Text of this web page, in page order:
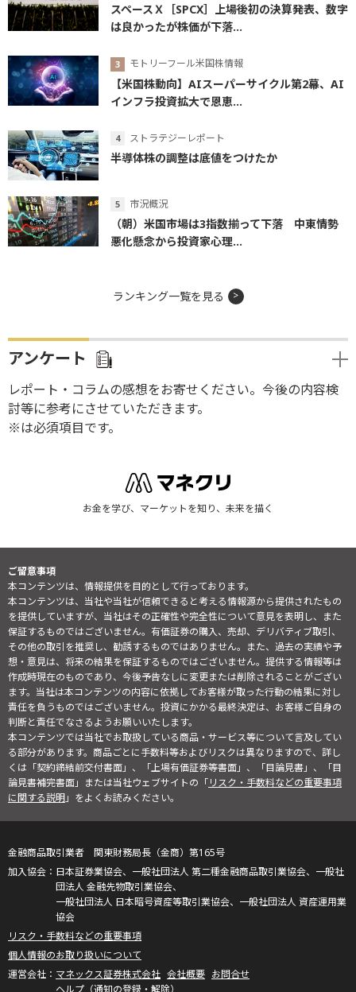
スペースＸ［SPCX］上場後初の決算発表、数字
は良かったが株価が下落...
モトリーフール米国株情報
【米国株動向】AIスーパーサイクル第2幕、AI
インフラ投資拡大で恩恵...
ストラテジーレポート
半導体株の調整は底値をつけたか
市況概況
（朝）米国市場は3指数揃って下落 中東情勢
悪化懸念から投資家心理...
ランキング一覧を見る
アンケート
レポート・コラムの感想をお寄せください。今後の内容検
討等に参考にさせていただきます。
※は必須項目です。
お金を学び、マーケットを知り、未来を描く
ご留意事項
本コンテンツは、情報提供を目的として行っております。
本コンテンツは、当社や当社が信頼できると考える情報源から提供されたもの
を提供していますが、当社はその正確性や完全性について意見を表明し、また
保証するものではございません。有価証券の購入、売却、デリバティブ取引、
その他の取引を推奨し、勧誘するものではありません。また、過去の実績や予
想・意見は、将来の結果を保証するものではございません。提供する情報等は
作成時現在のものであり、今後予告なしに変更または削除されることがござい
ます。当社は本コンテンツの内容に依拠してお客様が取った行動の結果に対し
責任を負うものではございません。投資にかかる最終決定は、お客様ご自身の
判断と責任でなさるようお願いいたします。
本コンテンツでは当社でお取扱している商品・サービス等について言及してい
る部分があります。商品ごとに手数料等およびリスクは異なりますので、詳し
くは「契約締結前交付書面」、「上場有価証券等書面」、「目論見書」、「目
論見書補完書面」または当社ウェブサイトの「リスク・手数料などの重要事項
に関する説明」をよくお読みください。
金融商品取引業者 関東財務局長（金商）第165号
日本証券業協会、一般社団法人 第二種金融商品取引業協会、一般社
団法人 金融先物取引業協会、
一般社団法人 日本暗号資産等取引業協会、一般社団法人 資産運用業
協会
リスク・手数料などの重要事項
個人情報のお取り扱いについて
マネックス証券株式会社 会社概要 お問合せ